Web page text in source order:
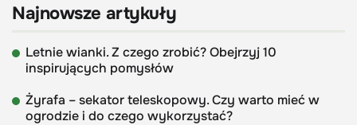
Najnowsze artykuły
Letnie wianki. Z czego zrobić? Obejrzyj 10
inspirujących pomysłów
Żyrafa – sekator teleskopowy. Czy warto mieć w
ogrodzie i do czego wykorzystać?